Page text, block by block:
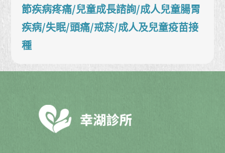
節疾病疼痛/兒童成長諮詢/成人兒童腸胃
疾病/失眠/頭痛/戒菸/成人及兒童疫苗接
種